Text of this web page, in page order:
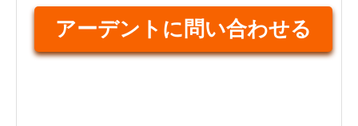
アーデントに問い合わせる